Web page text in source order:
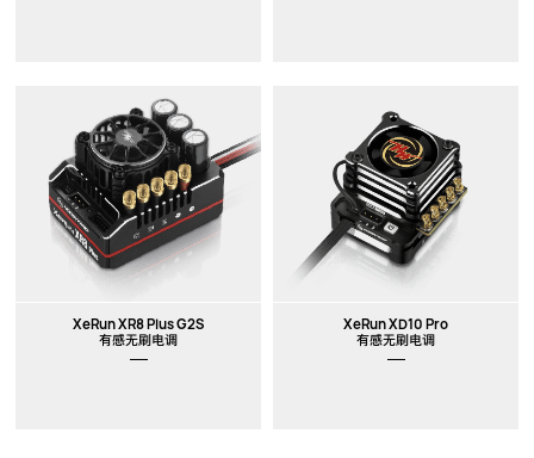
XeRun XR8 Plus G2S
有感无刷电调
XeRun XD10 Pro
有感无刷电调